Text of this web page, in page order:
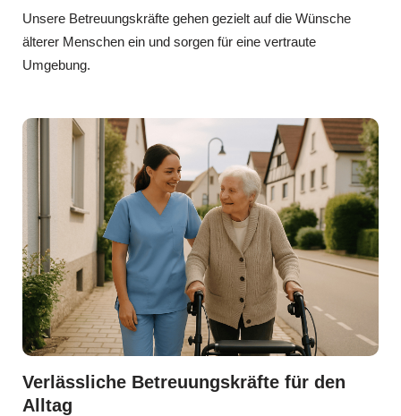
Verlässliche Betreuungskräfte für den
Alltag
Unsere Betreuungskräfte gehen gezielt auf die Wünsche
älterer Menschen ein und sorgen für eine vertraute
Umgebung.